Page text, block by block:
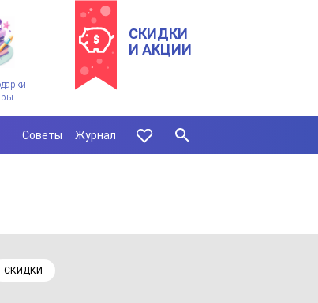
СКИДКИ
И АКЦИИ
Советы Журнал
СКИДКИ